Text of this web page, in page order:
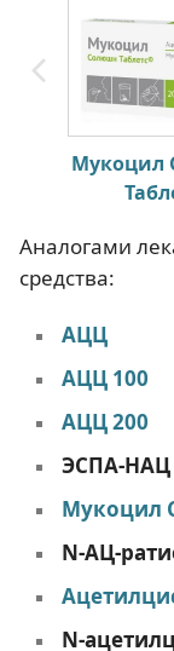
Мукоцил
Аналогами
средства:
АЦЦ
АЦЦ 100
АЦЦ 200
ЭСПА-НАЦ
Мукоцил
N-АЦ-
N-